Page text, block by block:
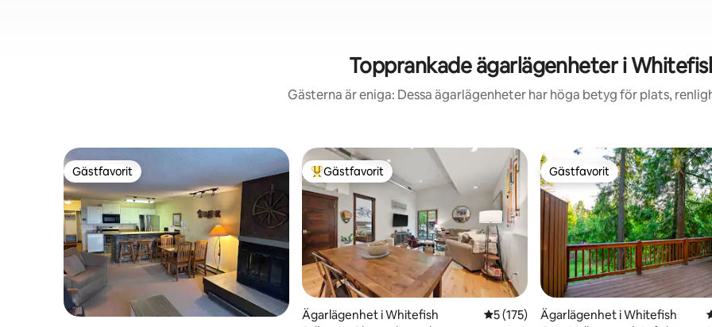
Topprankade ägarlägenheter i
Gästerna är eniga: Dessa ägarlägenheter har höga betyg för plats,
Gästfavorit
Gästfavorit Populär gästfavorit
Gästfavorit
Ägarlägenhet i Whitefish 5 av 5 i genomsnittligt betyg, 175
5 (175)
Gästfavorit
Gästfavorit
Ägarlägenhet i Whitefish